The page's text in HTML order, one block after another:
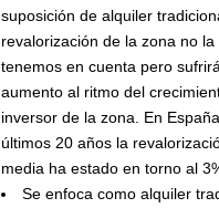
suposición de alquiler
revalorización de la zona no la
tenemos en cuenta pero
aumento al ritmo del
inversor de la zona. En
últimos 20 años la
media ha estado en torno al
Se enfoca como alquiler